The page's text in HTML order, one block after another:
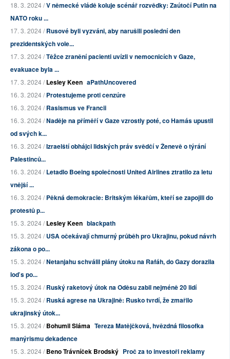
18. 3. 2024 /V německé vládě koluje scénář rozvědky: Zaútočí Putin na
NATO roku ...
17. 3. 2024 /Rusové byli vyzváni, aby narušili poslední den
prezidentských vole...
17. 3. 2024 /Těžce zranění pacienti uvízli v nemocnicích v Gaze,
evakuace byla ...
17. 3. 2024 /Lesley Keen aPathUncovered
16. 3. 2024 /Protestujeme proti cenzúre
16. 3. 2024 /Rasismus ve Francii
16. 3. 2024 /Naděje na příměří v Gaze vzrostly poté, co Hamás upustil
od svých k...
16. 3. 2024 /Izraelští obhájci lidských práv svědčí v Ženevě o týrání
Palestinců...
16. 3. 2024 /Letadlo Boeing společnosti United Airlines ztratilo za letu
vnější ...
16. 3. 2024 /Pěkná demokracie: Britským lékařům, kteří se zapojili do
protestů p...
15. 3. 2024 /Lesley Keen blackpath
15. 3. 2024 /USA očekávají chmurný průběh pro Ukrajinu, pokud návrh
zákona o po...
15. 3. 2024 /Netanjahu schválil plány útoku na Rafáh, do Gazy dorazila
loď s po...
15. 3. 2024 /Ruský raketový útok na Oděsu zabil nejméně 20 lidí
15. 3. 2024 /Ruská agrese na Ukrajině: Rusko tvrdí, že zmařilo
ukrajinský útok...
15. 3. 2024 /Bohumil Sláma Tereza Matějčková, hvězdná filosofka
manýrismu dekadence
15. 3. 2024 /Beno Trávníček Brodský Proč za to investoři reklamy